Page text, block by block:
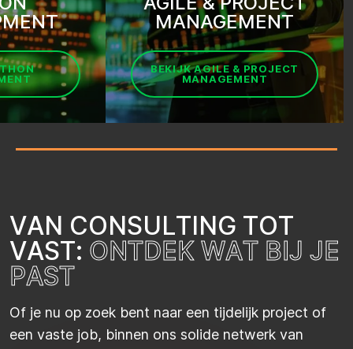
MANAGEMENT
BEKIJK AGILE & PROJECT
MANAGEMENT
VAN CONSULTING TOT
VAST: ONTDEK WAT BIJ JE
PAST
Of je nu op zoek bent naar een tijdelijk project of
een vaste job, binnen ons solide netwerk van